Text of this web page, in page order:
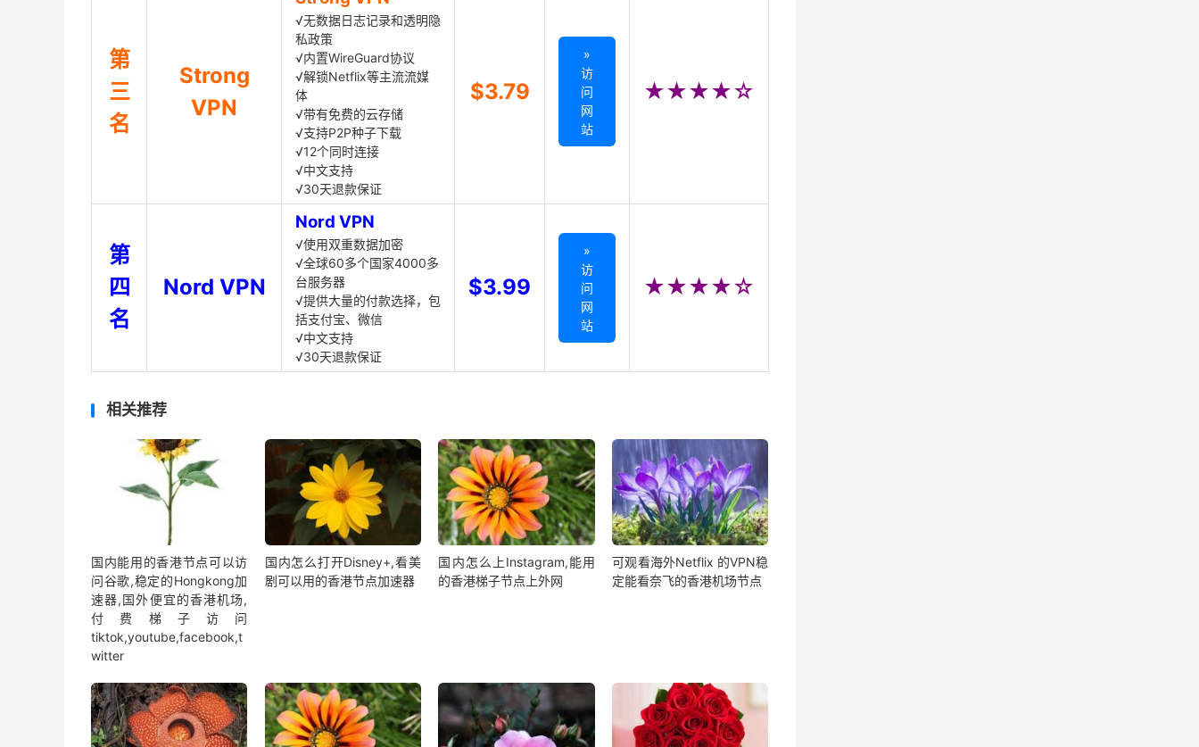
第
三
名
Strong
VPN
√无数据日志记录和透明隐
私政策
√内置WireGuard协议
√解锁Netflix等主流流媒
体
√带有免费的云存储
√支持P2P种子下载
√12个同时连接
√中文支持
√30天退款保证
$3.79
»
访
问
网
站
★★★★☆
第
四
名
Nord VPN
Nord VPN
√使用双重数据加密
√全球60多个国家4000多
台服务器
√提供大量的付款选择，包
括支付宝、微信
√中文支持
√30天退款保证
$3.99
»
访
问
网
站
★★★★☆
相关推荐
国内能用的香港节点可以访
问谷歌,稳定的Hongkong加
速器,国外便宜的香港机场,
付费梯子访问
tiktok,youtube,facebook,t
witter
国内怎么打开Disney+,看美
剧可以用的香港节点加速器
国内怎么上Instagram,能用
的香港梯子节点上外网
可观看海外Netflix 的VPN稳
定能看奈飞的香港机场节点